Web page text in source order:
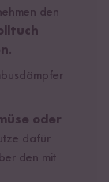
den
.
oder
dafür
den mit